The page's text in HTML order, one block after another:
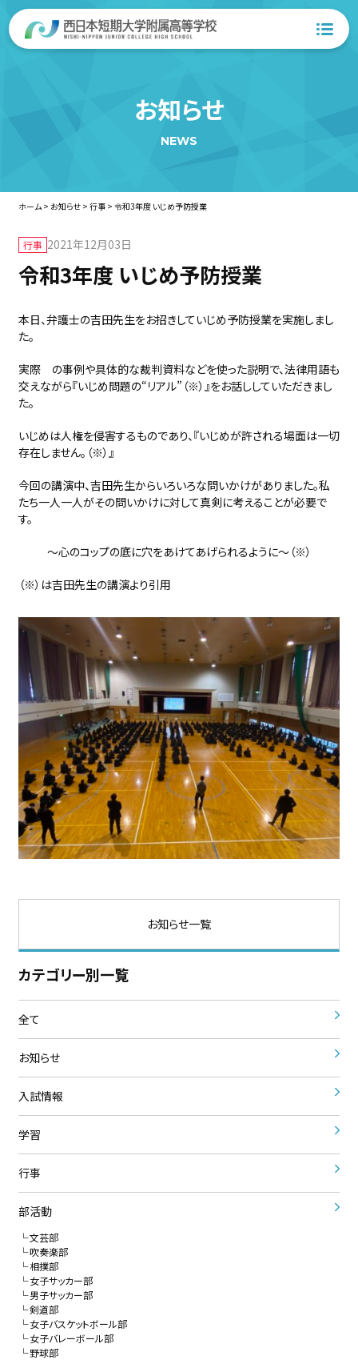
お知らせ
NEWS
ホーム> お知らせ> 行事> 令和3年度 いじめ予防授業
行事 2021年12月03日
令和3年度 いじめ予防授業
本日、弁護士の吉田先生をお招きしていじめ予防授業を実施しまし
た。
実際 の事例や具体的な裁判資料などを使った説明で、法律用語も
交えながら『いじめ問題の“リアル”（※）』をお話ししていただきまし
た。
いじめは人権を侵害するものであり、『いじめが許される場面は一切
存在しません。（※）』
今回の講演中、吉田先生からいろいろな問いかけがありました。私
たち一人一人がその問いかけに対して真剣に考えることが必要で
す。
～心のコップの底に穴をあけてあげられるように～（※）
（※）は吉田先生の講演より引用
お知らせ一覧
カテゴリー別一覧
全て
お知らせ
入試情報
学習
行事
部活動
文芸部
吹奏楽部
相撲部
女子サッカー部
男子サッカー部
剣道部
女子バスケットボール部
女子バレーボール部
野球部